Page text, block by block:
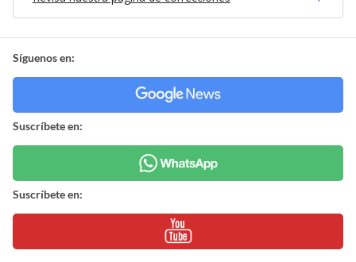
Síguenos en:
Suscríbete en:
Suscríbete en: